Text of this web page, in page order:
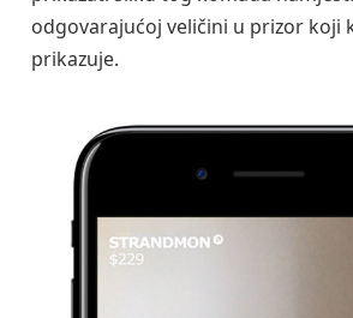
odgovarajućoj veličini u prizor koji
prikazuje.